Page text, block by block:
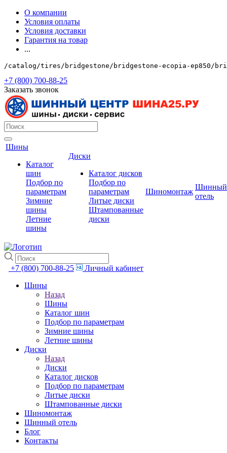
О компании
Условия оплаты
Условия доставки
Гарантия на товар
...
/catalog/tires/bridgestone/bridgestone-ecopia-ep850/
+7 (800) 700-88-25
Заказать звонок
Шины
Каталог
шин
Подбор по
параметрам
Зимние
шины
Летние
шины
Диски
Каталог дисков
Подбор по
параметрам
Литые диски
Штампованные
диски
Шиномонтаж
Шинный
отель
+7 (800) 700-88-25
Личный кабинет
Шины
Назад
Шины
Каталог шин
Подбор по параметрам
Зимние шины
Летние шины
Диски
Назад
Диски
Каталог дисков
Подбор по параметрам
Литые диски
Штампованные диски
Шиномонтаж
Шинный отель
Блог
Контакты